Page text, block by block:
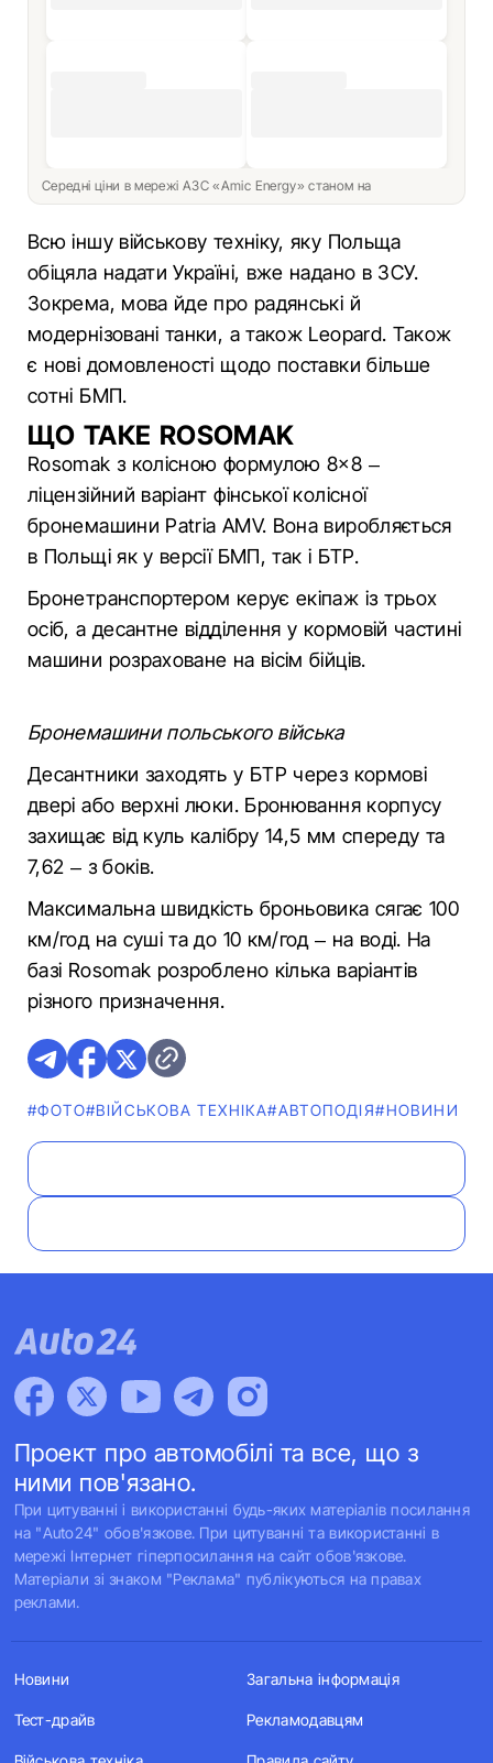
Середні ціни в мережі АЗС «Amic Energy» станом на
Всю іншу військову техніку, яку Польща
обіцяла надати Україні, вже надано в ЗСУ.
Зокрема, мова йде про радянські й
модернізовані танки, а також Leopard. Також
є нові домовленості щодо поставки більше
сотні БМП.
ЩО ТАКЕ ROSOMAK
Rosomak з колісною формулою 8×8 –
ліцензійний варіант фінської колісної
бронемашини Patria AMV. Вона виробляється
в Польщі як у версії БМП, так і БТР.
Бронетранспортером керує екіпаж із трьох
осіб, а десантне відділення у кормовій частині
машини розраховане на вісім бійців.
Бронемашини польського війська
Десантники заходять у БТР через кормові
двері або верхні люки. Бронювання корпусу
захищає від куль калібру 14,5 мм спереду та
7,62 – з боків.
Максимальна швидкість броньовика сягає 100
км/год на суші та до 10 км/год – на воді. На
базі Rosomak розроблено кілька варіантів
різного призначення.
#ФОТО#ВІЙСЬКОВА ТЕХНІКА#АВТОПОДІЯ#НОВИНИ
Проект про автомобілі та все, що з
ними пов'язано.
При цитуванні і використанні будь-яких матеріалів посилання
на "Auto24" обов'язкове. При цитуванні та використанні в
мережі Інтернет гіперпосилання на сайт обов'язкове.
Матеріали зі знаком "Реклама" публікуються на правах
реклами.
Новини
Тест-драйв
Загальна інформація
Рекламодавцям